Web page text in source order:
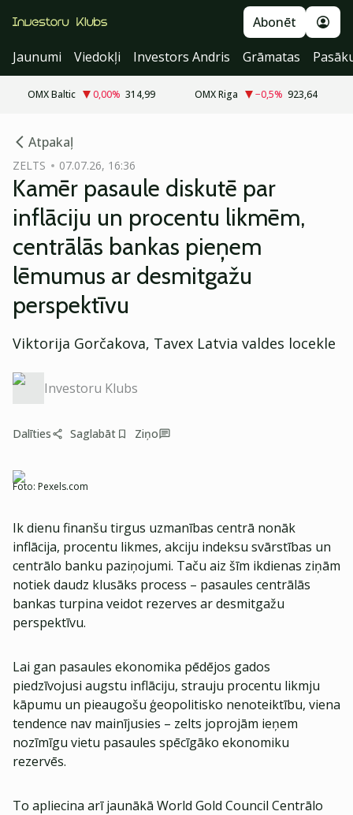
Abonēt
Jaunumi
Viedokļi Investors Andris Grāmatas
OMX Baltic 0,00% 314,99 OMX Riga −0,5% 923,64
Atpakaļ
ZELTS 07.07.26, 16:36
Kamēr pasaule diskutē par
inflāciju un procentu likmēm,
centrālās bankas pieņem
lēmumus ar desmitgažu
perspektīvu
Viktorija Gorčakova, Tavex Latvia valdes locekle
Investoru Klubs
Dalīties Saglabāt Ziņo
Foto: Pexels.com
Ik dienu finanšu tirgus uzmanības centrā nonāk
inflācija, procentu likmes, akciju indeksu svārstības un
centrālo banku paziņojumi. Taču aiz šīm ikdienas ziņām
notiek daudz klusāks process – pasaules centrālās
bankas turpina veidot rezerves ar desmitgažu
perspektīvu.
Lai gan pasaules ekonomika pēdējos gados
piedzīvojusi augstu inflāciju, strauju procentu likmju
kāpumu un pieaugošu ģeopolitisko nenoteiktību, viena
tendence nav mainījusies – zelts joprojām ieņem
nozīmīgu vietu pasaules spēcīgāko ekonomiku
rezervēs.
To apliecina arī jaunākā World Gold Council Centrālo